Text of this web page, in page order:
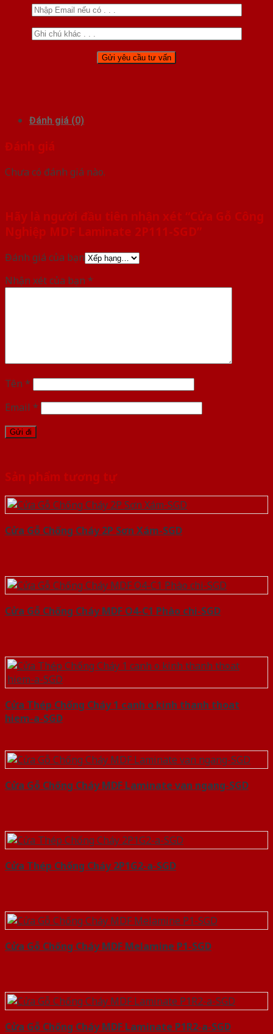
Đánh giá (0)
Đánh giá
Chưa có đánh giá nào.
Hãy là người đầu tiên nhận xét “Cửa Gỗ Công
Nghiệp MDF Laminate 2P111-SGD”
Đánh giá của bạn
Nhận xét của bạn *
Tên *
Email *
Sản phẩm tương tự
Cửa Gỗ Chống Cháy 2P Sơn Xám-SGD
Cửa Gỗ Chống Cháy MDF O4-C1 Phào chi-SGD
Cửa Thép Chống Cháy 1 canh o kinh thanh thoat
hiem-a-SGD
Cửa Gỗ Chống Cháy MDF Laminate van ngang-SGD
Cửa Thép Chống Cháy 2P1G2-a-SGD
Cửa Gỗ Chống Cháy MDF Melamine P1-SGD
Cửa Gỗ Chống Cháy MDF Laminate P1R2-a-SGD